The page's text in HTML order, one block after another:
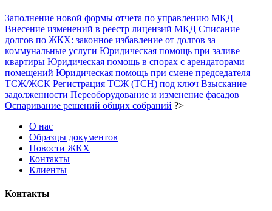
Заполнение новой формы отчета по управлению МКД
Внесение изменений в реестр лицензий МКД Списание
долгов по ЖКХ: законное избавление от долгов за
коммунальные услуги Юридическая помощь при заливе
квартиры Юридическая помощь в спорах с арендаторами
помещений Юридическая помощь при смене председателя
ТСЖ/ЖСК Регистрация ТСЖ (ТСН) под ключ Взыскание
задолженности Переоборудование и изменение фасадов
Оспаривание решений общих собраний ?>
О нас
Образцы документов
Новости ЖКХ
Контакты
Клиенты
Контакты